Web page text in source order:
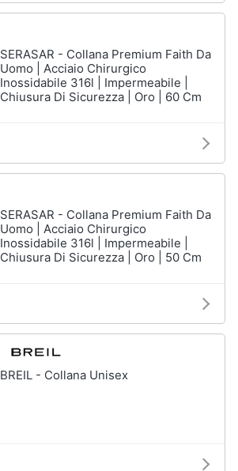
SERASAR - Collana Premium Faith Da
Uomo | Acciaio Chirurgico
Inossidabile 316l | Impermeabile |
Chiusura Di Sicurezza | Oro | 60 Cm
SERASAR - Collana Premium Faith Da
Uomo | Acciaio Chirurgico
Inossidabile 316l | Impermeabile |
Chiusura Di Sicurezza | Oro | 50 Cm
BREIL - Collana Unisex